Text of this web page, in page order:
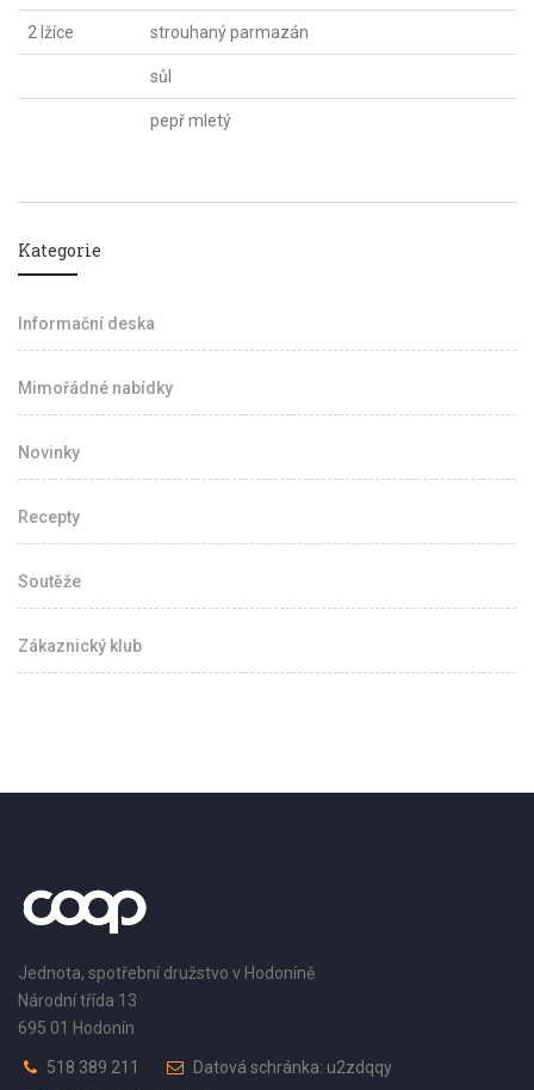
2 lžíce strouhaný parmazán
sůl
pepř mletý
Kategorie
Informační deska
Mimořádné nabídky
Novinky
Recepty
Soutěže
Zákaznický klub
Jednota, spotřební družstvo v Hodoníně
Národní třída 13
695 01 Hodonín
518 389 211
Datová schránka: u2zdqqy